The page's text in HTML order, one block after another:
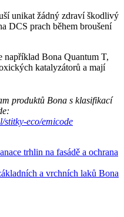
unikat žádný zdraví škodlivý
DCS prach během broušení
Bona Quantum T,
katalyzátorů a mají
produktů Bona s klasifikací
stitky-eco/emicode
trhlin na fasádě a ochrana
a vrchních laků Bona